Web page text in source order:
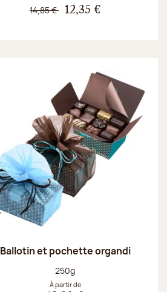
14,85 € 12,35 €
Ballotin et pochette organdi
Poids net :
250g
À partir de